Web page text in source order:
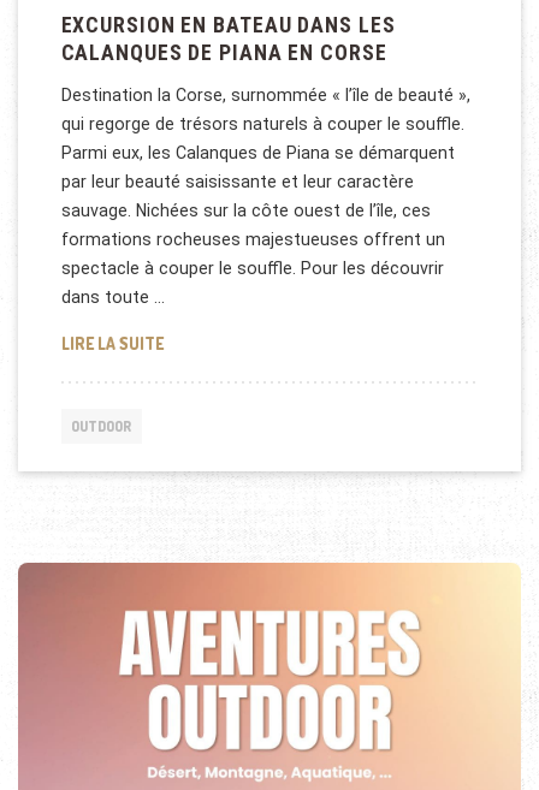
EXCURSION EN BATEAU DANS LES
CALANQUES DE PIANA EN CORSE
Destination la Corse, surnommée « l’île de beauté »,
qui regorge de trésors naturels à couper le souffle.
Parmi eux, les Calanques de Piana se démarquent
par leur beauté saisissante et leur caractère
sauvage. Nichées sur la côte ouest de l’île, ces
formations rocheuses majestueuses offrent un
spectacle à couper le souffle. Pour les découvrir
dans toute …
LIRE LA SUITEEXCURSION EN BATEAU DANS LES CALANQUES DE
OUTDOOR